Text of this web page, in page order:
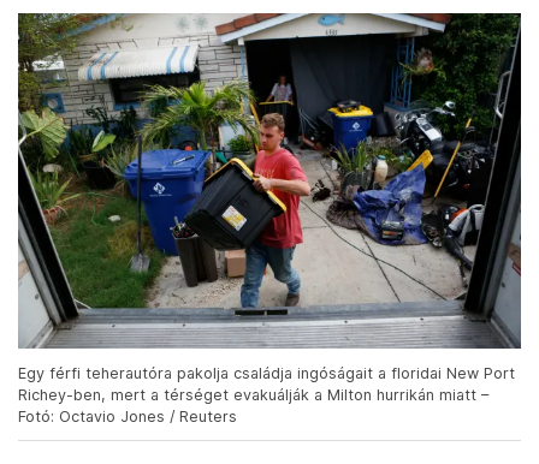
Egy férfi teherautóra pakolja családja ingóságait a floridai New Port
Richey-ben, mert a térséget evakuálják a Milton hurrikán miatt –
Fotó: Octavio Jones / Reuters